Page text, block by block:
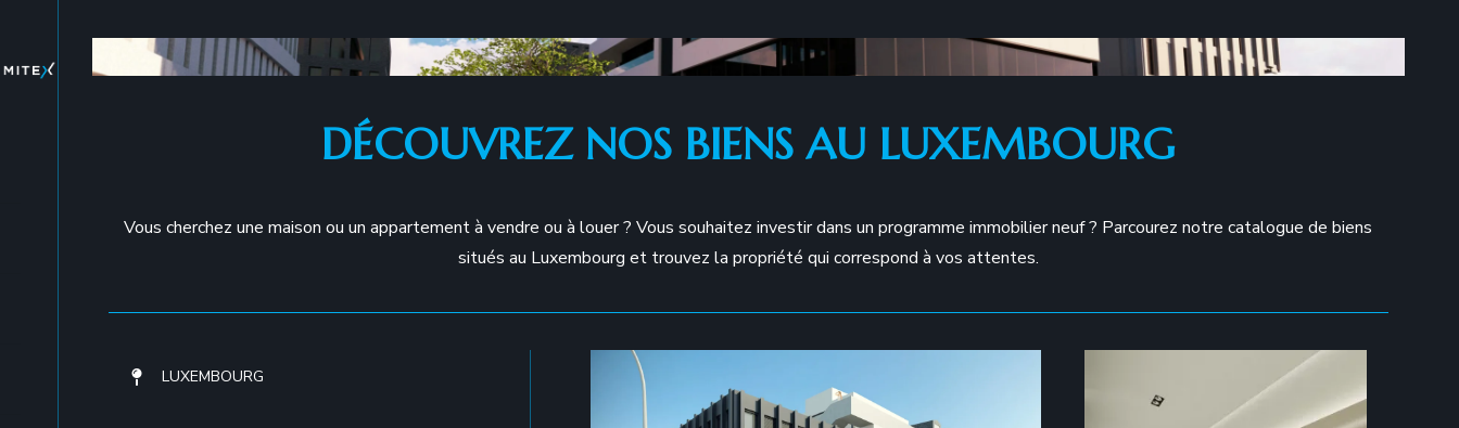
content
DÉCOUVREZ NOS BIENS AU LUXEMBOURG
Vous cherchez une maison ou un appartement à vendre ou à louer ? Vous souhaitez investir dans un programme immobilier neuf ? Parcourez notre catalogue de biens
situés au Luxembourg et trouvez la propriété qui correspond à vos attentes.
LUXEMBOURG